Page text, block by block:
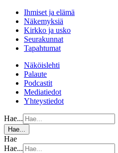
Ihmiset ja elämä
Näkemyksiä
Kirkko ja usko
Seurakunnat
Tapahtumat
Näköislehti
Palaute
Podcastit
Mediatiedot
Yhteystiedot
Hae...
Hae...
Hae
Hae...